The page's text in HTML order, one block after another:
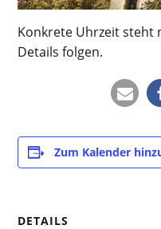
Konkrete Uhrzeit steht
Details folgen.
Zum Kalender
DETAILS